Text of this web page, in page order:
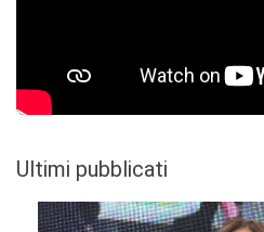
Ultimi pubblicati